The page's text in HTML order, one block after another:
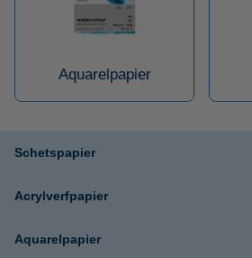
Aquarelpapier
Schetspapier
Acrylverfpapier
Aquarelpapier